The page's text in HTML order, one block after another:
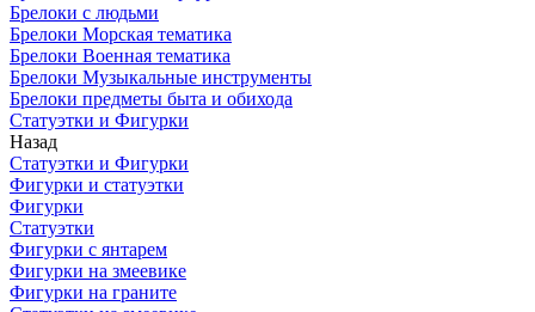
Брелоки с людьми
Брелоки Морская тематика
Брелоки Военная тематика
Брелоки Музыкальные инструменты
Брелоки предметы быта и обихода
Статуэтки и Фигурки
Назад
Статуэтки и Фигурки
Фигурки и статуэтки
Фигурки
Статуэтки
Фигурки с янтарем
Фигурки на змеевике
Фигурки на граните